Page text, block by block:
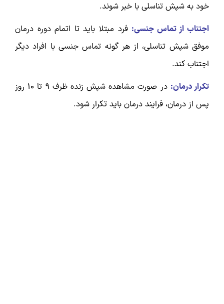
خود به شپش تناسلی با خبر شوند.
اجتناب از تماس جنسی: فرد مبتلا باید تا اتمام دوره درمان
موفق شپش تناسلی، از هر گونه تماس جنسی با افراد دیگر
اجتناب کند.
تکرار درمان:
در صورت مشاهده شپش زنده ظرف 9 تا 10 روز
پس از درمان، فرایند درمان باید تکرار شود.